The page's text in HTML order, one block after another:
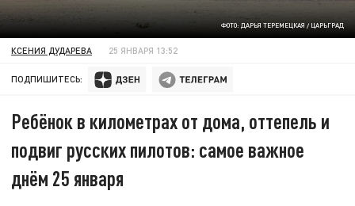
ФОТО: ДАРЬЯ ТЕРЕМЕЦКАЯ / ЦАРЬГРАД
КСЕНИЯ ДУДАРЕВА 25 ЯНВАРЯ 13:52
ПОДПИШИТЕСЬ:
Ребёнок в километрах от дома, оттепель и
подвиг русских пилотов: самое важное
днём 25 января